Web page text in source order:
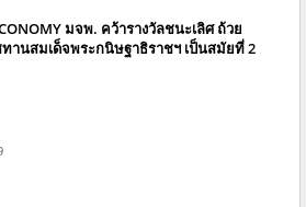
มจพ. คว้ารางวัลชนะเลิศ ถ้วย
านสมเด็จพระกนิษฐาธิราชฯ เป็นสมัยที่ 2